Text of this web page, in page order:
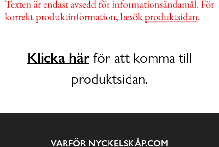
Klicka härför att komma till
produktsidan.
VARFÖR NYCKELSKÅP.COM